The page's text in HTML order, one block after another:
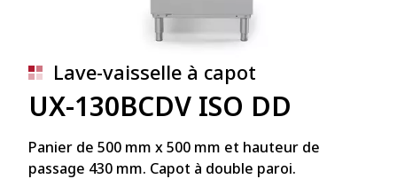
Lave-vaisselle à capot
UX-130BCDV ISO DD
Panier de 500 mm x 500 mm et hauteur de
passage 430 mm. Capot à double paroi.